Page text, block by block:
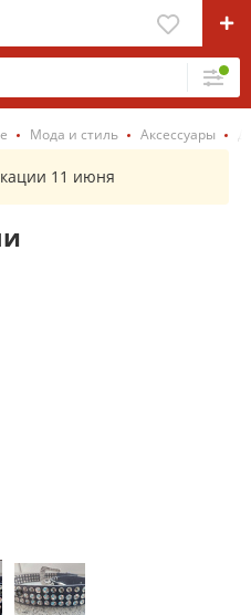
Мода и стиль Аксессуары
11 июня